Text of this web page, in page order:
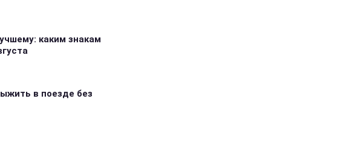
каким знакам
в поезде без